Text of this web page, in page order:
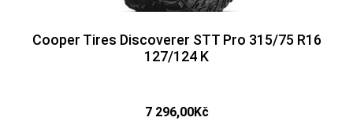
Cooper Tires Discoverer STT Pro 315/75 R16
127/124 K
7 296,00Kč